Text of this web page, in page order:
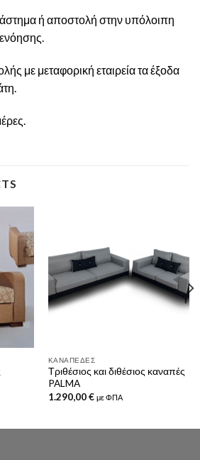
ή αποστολή στην υπόλοιπη
με μεταφορική εταιρεία τα έξοδα
ΚΑΝΑΠΈΔΕΣ
Τριθέσιος και διθέσιος καναπές
PALMA
1.290,00€ με ΦΠΑ